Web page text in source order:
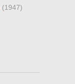
(1947)